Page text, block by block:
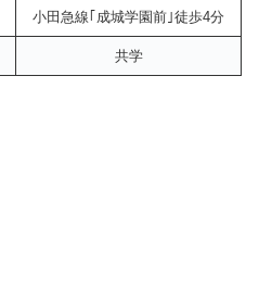
小田急線｢成城学園前｣徒歩4分
共学